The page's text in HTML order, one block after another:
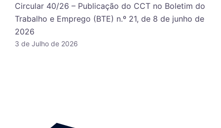
Circular 40/26 – Publicação do CCT no Boletim do
Trabalho e Emprego (BTE) n.º 21, de 8 de junho de
2026
3 de Julho de 2026